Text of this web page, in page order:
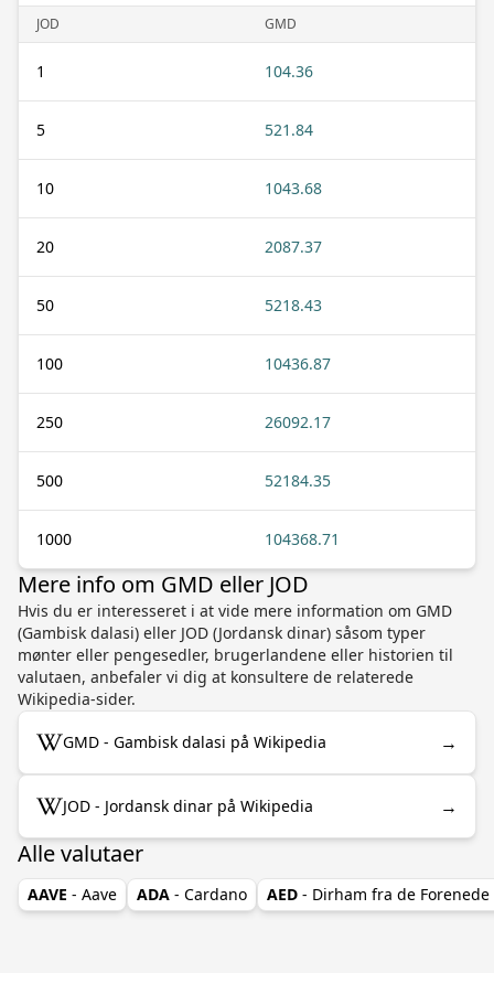
JOD GMD
1 104.36
5 521.84
10 1043.68
20 2087.37
50 5218.43
100 10436.87
250 26092.17
500 52184.35
1000 104368.71
Mere info om GMD eller JOD
Hvis du er interesseret i at vide mere information om GMD
(Gambisk dalasi) eller JOD (Jordansk dinar) såsom typer
mønter eller pengesedler, brugerlandene eller historien til
valutaen, anbefaler vi dig at konsultere de relaterede
Wikipedia-sider.
GMD - Gambisk dalasi på Wikipedia →
JOD - Jordansk dinar på Wikipedia →
Alle valutaer
AAVE - Aave ADA - Cardano AED - Dirham fra de